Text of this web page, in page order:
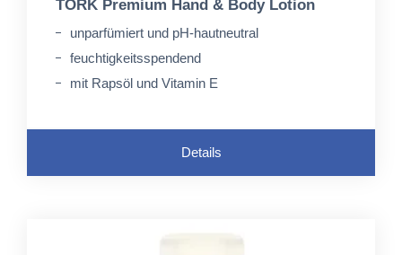
TORK Premium Hand & Body Lotion
unparfümiert und pH-hautneutral
feuchtigkeitsspendend
mit Rapsöl und Vitamin E
Details